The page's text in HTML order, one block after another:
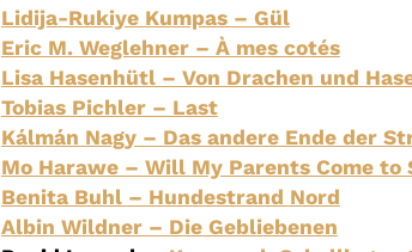
Lidija-Rukiye Kumpas – Gül
Eric M. Weglehner – À mes cotés
Lisa Hasenhütl – Von Drachen und
Tobias Pichler – Last
Kálmán Nagy – Das andere Ende der
Mo Harawe – Will My Parents Come to
Benita Buhl – Hundestrand Nord
Albin Wildner – Die Gebliebenen